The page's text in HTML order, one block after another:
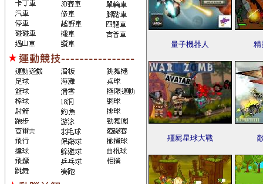
量子機器人 精
殭屍星球大戰